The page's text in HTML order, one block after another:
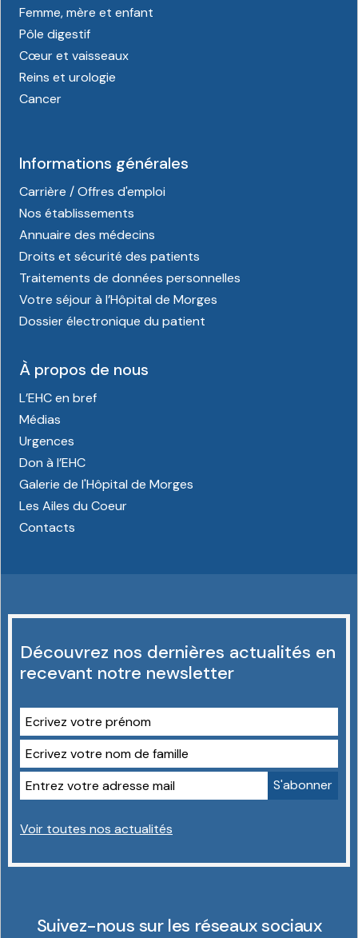
Femme, mère et enfant
Pôle digestif
Cœur et vaisseaux
Reins et urologie
Cancer
Informations générales
Carrière / Offres d'emploi
Nos établissements
Annuaire des médecins
Droits et sécurité des patients
Traitements de données personnelles
Votre séjour à l’Hôpital de Morges
Dossier électronique du patient
À propos de nous
L’EHC en bref
Médias
Urgences
Don à l’EHC
Galerie de l'Hôpital de Morges
Les Ailes du Coeur
Contacts
Découvrez nos dernières actualités en
recevant notre newsletter
Voir toutes nos actualités
Suivez-nous sur les réseaux sociaux